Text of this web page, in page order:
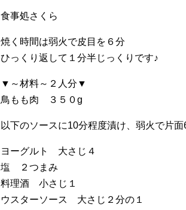
食事処さくら
焼く時間は弱火で皮目を６分
ひっくり返して１分半じっくりです♪
▼～材料～２人分▼
鳥もも肉 ３５０g
以下のソースに10分程度漬け、弱火で片
ヨーグルト 大さじ４
塩 ２つまみ
料理酒 小さじ１
ウスターソース 大さじ２分の１